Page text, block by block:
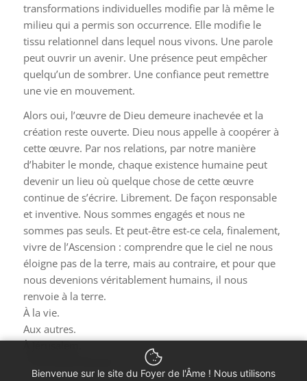
transformations individuelles modifie par là même le
milieu qui a permis son occurrence. Elle modifie le
tissu relationnel dans lequel nous vivons. Une parole
peut ouvrir un avenir. Une présence peut empêcher
quelqu’un de sombrer. Une confiance peut remettre
une vie en mouvement.
Alors oui, l’œuvre de Dieu demeure inachevée et la
création reste ouverte. Dieu nous appelle à coopérer à
cette œuvre. Par nos relations, par notre manière
d’habiter le monde, chaque existence humaine peut
devenir un lieu où quelque chose de cette œuvre
continue de s’écrire. Librement. De façon responsable
et inventive. Nous sommes engagés et nous ne
sommes pas seuls. Et peut-être est-ce cela, finalement,
vivre de l’Ascension : comprendre que le ciel ne nous
éloigne pas de la terre, mais au contraire, et pour que
nous devenions véritablement humains, il nous
renvoie à la terre.
À la vie.
Aux autres.
Bienvenue sur le site du Foyer de l'Âme ! Nous utilisons